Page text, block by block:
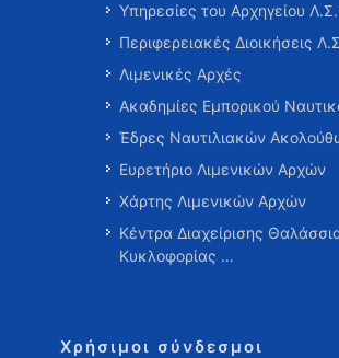
Υπηρεσίες του Αρχηγείου
Περιφερειακές Διοικήσεις
Λιμενικές Αρχές
Ακαδημίες Εμπορικού
Έδρες Ναυτιλιακών
Ευρετήριο Λιμενικών Αρχών
Χάρτης Λιμενικών Αρχών
Κέντρα Διαχείρισης
Κυκλοφορίας …
Χρήσιμοι σύνδεσμοι